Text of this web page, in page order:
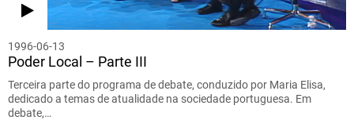
1996-06-13
Poder Local – Parte III
Terceira parte do programa de debate, conduzido por Maria Elisa,
dedicado a temas de atualidade na sociedade portuguesa. Em
debate,…